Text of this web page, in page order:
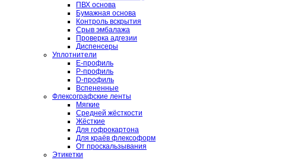
ПВХ основа
Бумажная основа
Контроль вскрытия
Срыв эмбалажа
Проверка адгезии
Диспенсеры
Уплотнители
E-профиль
P-профиль
D-профиль
Вспененные
Флексографские ленты
Мягкие
Средней жёсткости
Жёсткие
Для гофрокартона
Для краёв флексоформ
От проскальзывания
Этикетки